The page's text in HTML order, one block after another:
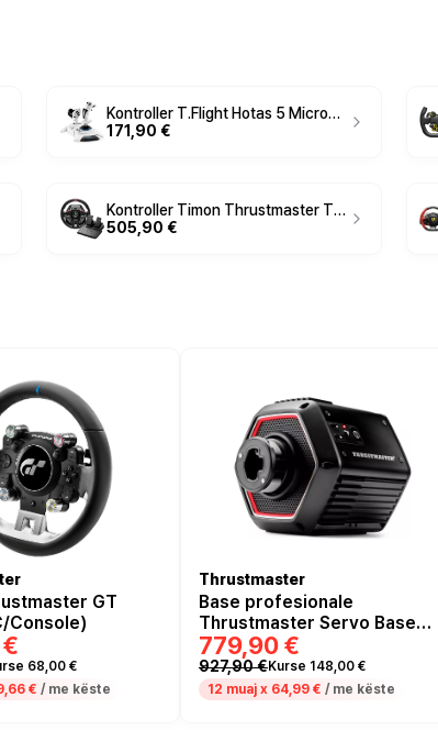
Kontroller T.Flight Hotas 5 Microsoft Flight Simulator Edition - Zezë
171,90 €
Kontroller Timon Thrustmaster T128 SimTask Farming Pack - Zezë
505,90 €
GT
Console)
68,00 €
€ / me këste
Thrustmaster
Base profesionale
Thrustmaster Servo Base
T818 - Zezë
779,90 €
927,90 €Kurse 148,00 €
12 muaj x 64,99 € / me këste